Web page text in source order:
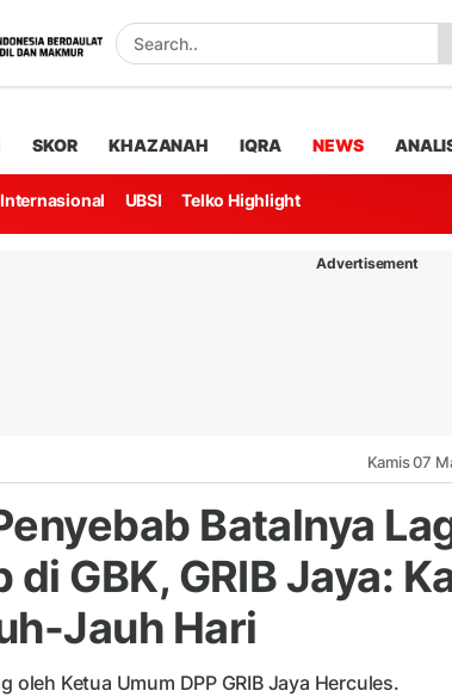
SKOR KHAZANAH IQRA NEWS
Internasional UBSI Telko Highlight
Advertisement
Kamis 07
Batalnya
GBK, GRIB Jaya:
Jauh Hari
Ketua Umum DPP GRIB Jaya Hercules.